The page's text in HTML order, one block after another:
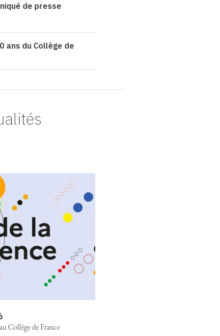
de presse
ans du Collège de
Collège de France